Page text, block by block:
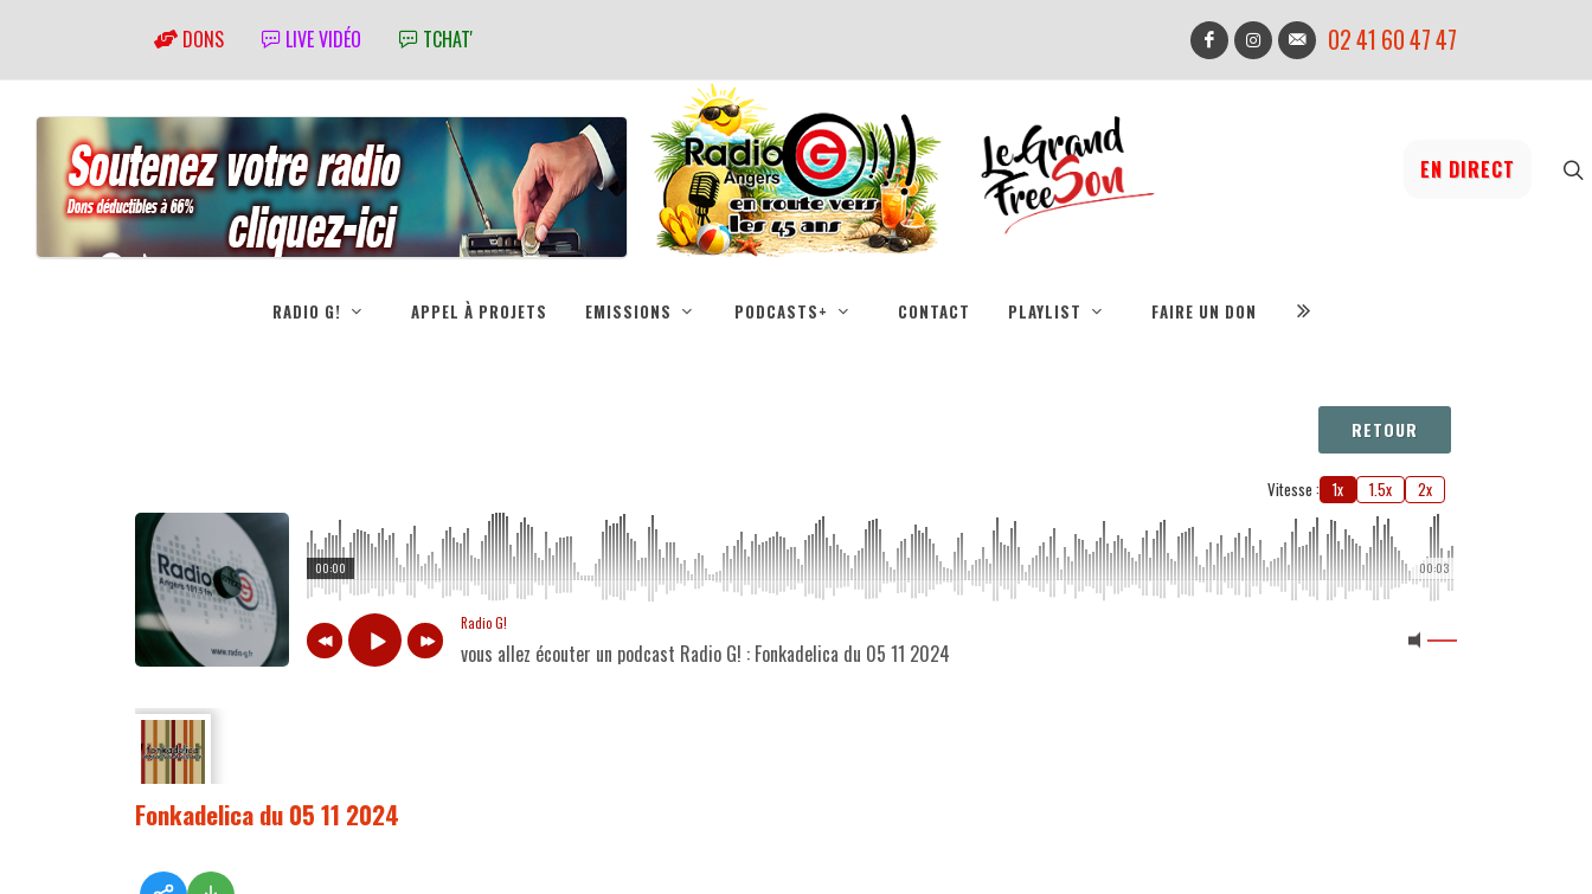
DONS LIVE VIDÉO TCHAT' 02 41 60 47 47
EN DIRECT
RADIO G! APPEL À PROJETS EMISSIONS PODCASTS+ CONTACT PLAYLIST FAIRE UN DON
RETOUR
Vitesse : 1x 1.5x 2x
00:03
00:00
Radio G!
vous allez écouter un podcast Radio G! : Fonkadelica du 05 11 2024
Fonkadelica du 05 11 2024